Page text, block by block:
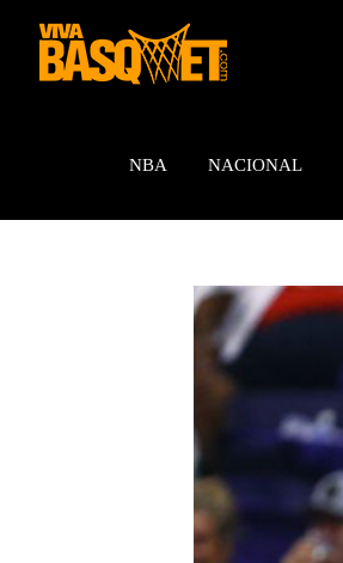
contenido
NBA NACIONAL